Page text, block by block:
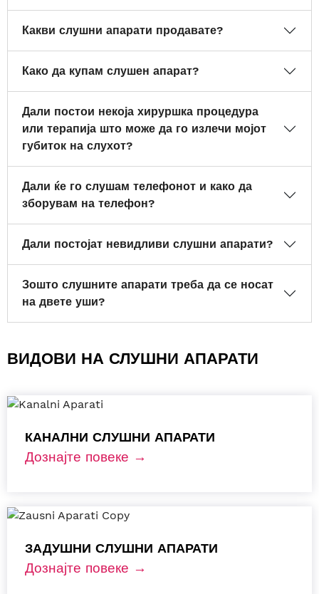
Какви слушни апарати продавате?
Како да купам слушен апарат?
Дали постои некоја хируршка процедура
или терапија што може да го излечи мојот
губиток на слухот?
Дали ќе го слушам телефонот и како да
зборувам на телефон?
Дали постојат невидливи слушни апарати?
Зошто слушните апарати треба да се носат
на двете уши?
ВИДОВИ НА СЛУШНИ АПАРАТИ
КАНАЛНИ СЛУШНИ АПАРАТИ
Дознајте повеке →
ЗАДУШНИ СЛУШНИ АПАРАТИ
Дознајте повеке →